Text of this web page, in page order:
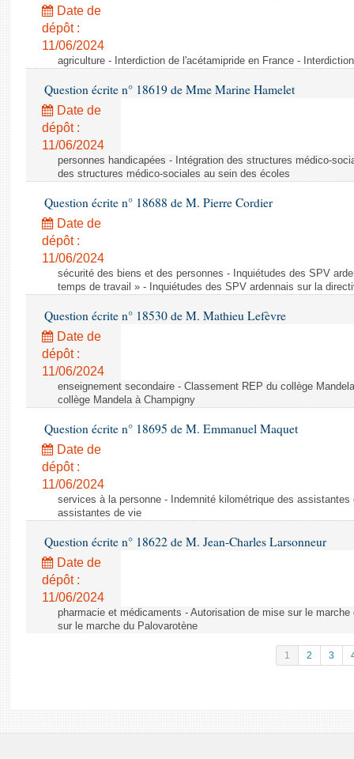
Date de
dépôt :
11/06/2024
agriculture - Interdiction de l'acétamipride en France -
Question écrite n° 18619 de Mme Marine Hamelet
Date de
dépôt :
11/06/2024
personnes handicapées - Intégration des structures médico-
des structures médico-sociales au sein des écoles
Question écrite n° 18688 de M. Pierre Cordier
Date de
dépôt :
11/06/2024
sécurité des biens et des personnes - Inquiétudes des SPV
temps de travail » - Inquiétudes des SPV ardennais sur la
Question écrite n° 18530 de M. Mathieu Lefèvre
Date de
dépôt :
11/06/2024
enseignement secondaire - Classement REP du collège
collège Mandela à Champigny
Question écrite n° 18695 de M. Emmanuel Maquet
Date de
dépôt :
11/06/2024
services à la personne - Indemnité kilométrique des
assistantes de vie
Question écrite n° 18622 de M. Jean-Charles Larsonneur
Date de
dépôt :
11/06/2024
pharmacie et médicaments - Autorisation de mise sur le
sur le marche du Palovarotène
1 2 3